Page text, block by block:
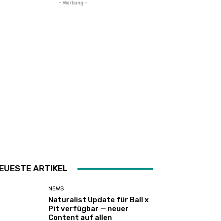
- Werbung -
ARTIKEL
NEWS
Naturalist Update für Ball x
Pit verfügbar — neuer
Content auf allen